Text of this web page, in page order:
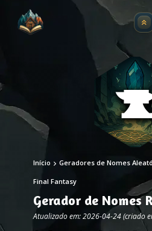
Início Geradores de Nomes
Final Fantasy
Gerador de Nomes
Atualizado em: 2026-04-24 (criado